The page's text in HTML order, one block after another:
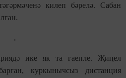
килеп бәрелә. Сабан
ике як та гаепле. Җиңел
куркынычсыз дистанция